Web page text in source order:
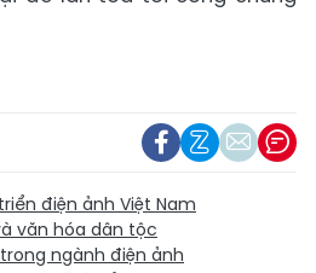
điện ảnh Việt Nam
văn hóa dân tộc
ngành điện ảnh